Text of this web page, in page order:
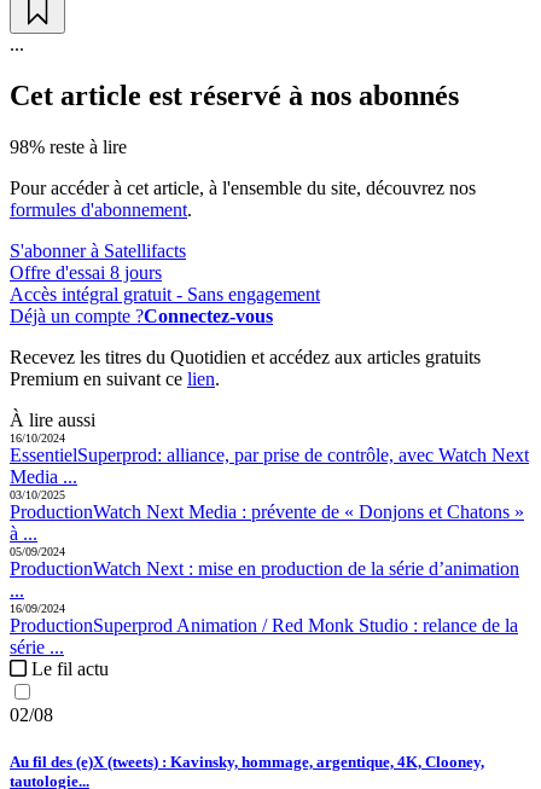
...
Cet article est réservé à nos abonnés
98% reste à lire
Pour accéder à cet article, à l'ensemble du site, découvrez nos
formules d'abonnement.
S'abonner à Satellifacts
Offre d'essai 8 jours
Accès intégral gratuit - Sans engagement
Déjà un compte ?Connectez-vous
Recevez les titres du Quotidien et accédez aux articles gratuits
Premium en suivant ce lien.
À lire aussi
16/10/2024
EssentielSuperprod: alliance, par prise de contrôle, avec Watch Next
Media ...
03/10/2025
ProductionWatch Next Media : prévente de « Donjons et Chatons »
à ...
05/09/2024
ProductionWatch Next : mise en production de la série d’animation
...
16/09/2024
ProductionSuperprod Animation / Red Monk Studio : relance de la
série ...
Le fil actu
02/08
Au fil des (e)X (tweets) : Kavinsky, hommage, argentique, 4K, Clooney,
tautologie...